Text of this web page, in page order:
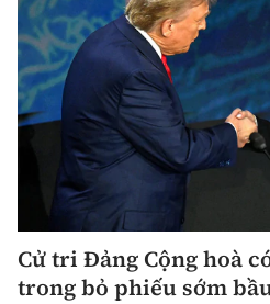
Cử tri Đảng Cộng hoà
trong bỏ phiếu sớm